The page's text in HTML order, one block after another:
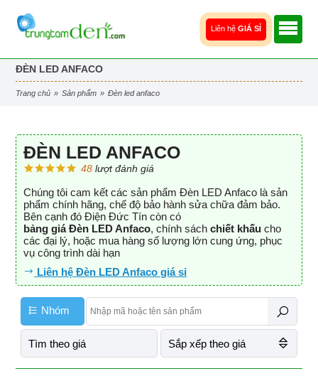
Liên hệ GIÁ SỈ
ĐÈN LED ANFACO
trang chủ » sản phẩm » đèn led anfaco
ĐÈN LED ANFACO
48 lượt đánh giá
Chúng tôi cam kết các sản phẩm Đèn LED Anfaco là sản
phẩm chính hãng, chế độ bảo hành sửa chữa đảm bảo.
Bên cạnh đó Điện Đức Tín còn có
bảng giá Đèn LED Anfaco, chính sáchchiết khấu cho
các đại lý, hoặc mua hàng số lượng lớn cung ứng, phục
vụ công trình dài hạn
Liên hệ Đèn LED Anfaco giá sỉ
Nhóm
Tìm theo giá Sắp xếp theo giá